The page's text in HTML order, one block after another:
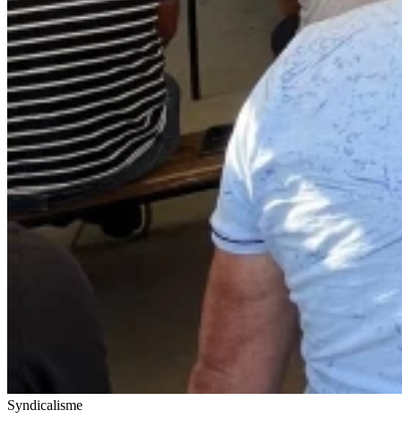
Syndicalisme